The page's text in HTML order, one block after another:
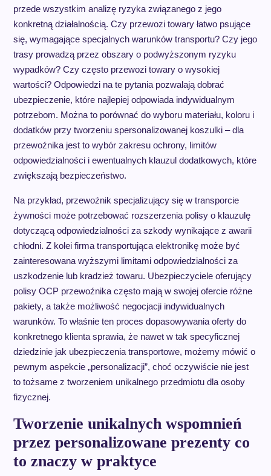
przede wszystkim analizę ryzyka związanego z jego
konkretną działalnością. Czy przewozi towary łatwo psujące
się, wymagające specjalnych warunków transportu? Czy jego
trasy prowadzą przez obszary o podwyższonym ryzyku
wypadków? Czy często przewozi towary o wysokiej
wartości? Odpowiedzi na te pytania pozwalają dobrać
ubezpieczenie, które najlepiej odpowiada indywidualnym
potrzebom. Można to porównać do wyboru materiału, koloru i
dodatków przy tworzeniu spersonalizowanej koszulki – dla
przewoźnika jest to wybór zakresu ochrony, limitów
odpowiedzialności i ewentualnych klauzul dodatkowych, które
zwiększają bezpieczeństwo.
Na przykład, przewoźnik specjalizujący się w transporcie
żywności może potrzebować rozszerzenia polisy o klauzulę
dotyczącą odpowiedzialności za szkody wynikające z awarii
chłodni. Z kolei firma transportująca elektronikę może być
zainteresowana wyższymi limitami odpowiedzialności za
uszkodzenie lub kradzież towaru. Ubezpieczyciele oferujący
polisy OCP przewoźnika często mają w swojej ofercie różne
pakiety, a także możliwość negocjacji indywidualnych
warunków. To właśnie ten proces dopasowywania oferty do
konkretnego klienta sprawia, że nawet w tak specyficznej
dziedzinie jak ubezpieczenia transportowe, możemy mówić o
pewnym aspekcie „personalizacji”, choć oczywiście nie jest
to tożsame z tworzeniem unikalnego przedmiotu dla osoby
fizycznej.
Tworzenie unikalnych wspomnień
przez personalizowane prezenty co
to znaczy w praktyce